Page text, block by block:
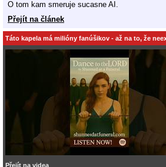
O tom kam smeruje sucasne AI.
Přejít na článek
Táto kapela má milióny fanúšikov - až na to, že
Přejít na videa